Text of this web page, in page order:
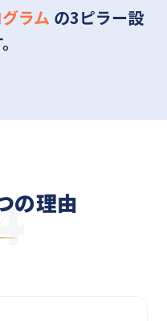
ラム の3ピラー設
の理由